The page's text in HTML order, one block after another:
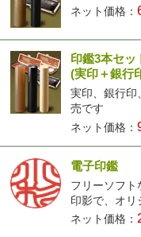
ネット価格：
印鑑3本セッ
(実印＋銀行
実印、銀行印
売です
ネット価格：
電子印鑑
フリーソフト
印影で、オリ
ネット価格：